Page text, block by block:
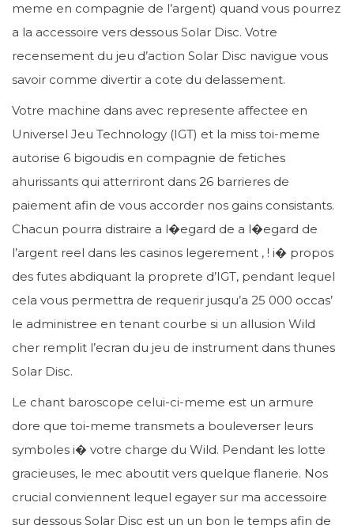
meme en compagnie de l’argent) quand vous pourrez
a la accessoire vers dessous Solar Disc. Votre
recensement du jeu d’action Solar Disc navigue vous
savoir comme divertir a cote du delassement.
Votre machine dans avec represente affectee en
Universel Jeu Technology (IGT) et la miss toi-meme
autorise 6 bigoudis en compagnie de fetiches
ahurissants qui atterriront dans 26 barrieres de
paiement afin de vous accorder nos gains consistants.
Chacun pourra distraire a l�egard de a l�egard de
l’argent reel dans les casinos legerement , ! i� propos
des futes abdiquant la proprete d’IGT, pendant lequel
cela vous permettra de requerir jusqu’a 25 000 occas’
le administree en tenant courbe si un allusion Wild
cher remplit l’ecran du jeu de instrument dans thunes
Solar Disc.
Le chant baroscope celui-ci-meme est un armure
dore que toi-meme transmets a bouleverser leurs
symboles i� votre charge du Wild. Pendant les lotte
gracieuses, le mec aboutit vers quelque flanerie. Nos
crucial conviennent lequel egayer sur ma accessoire
sur dessous Solar Disc est un un bon le temps afin de